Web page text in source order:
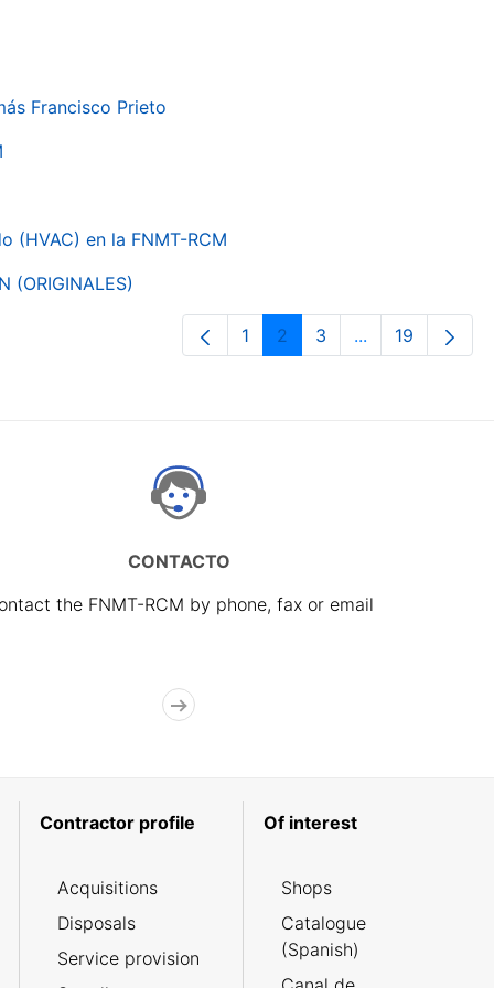
Francisco Prieto
(HVAC) en la FNMT-RCM
Page
1 Page
2 Page
3 ...Intermediate
Page
19
CONTACTO
the FNMT-RCM by phone, fax or email
Contractor profile
Acquisitions
Disposals
Service provision
Of interest
Shops
Catalogue
(Spanish)